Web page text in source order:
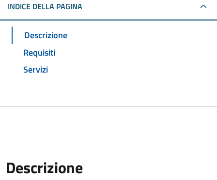
INDICE DELLA PAGINA
Descrizione
Requisiti
Servizi
Descrizione